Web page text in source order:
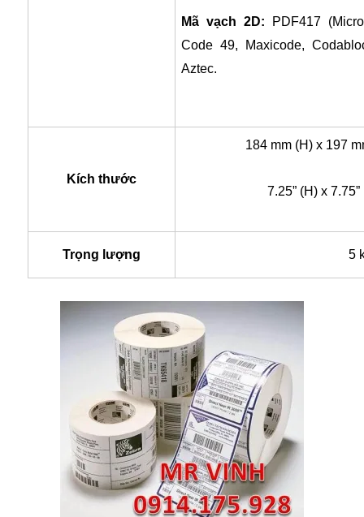
Mã vạch 2D:
PDF417
Code 49, Maxicode,
Aztec.
Kích thước
184 mm (H) x 197
7.25” (H) x
Trọng lượng 5